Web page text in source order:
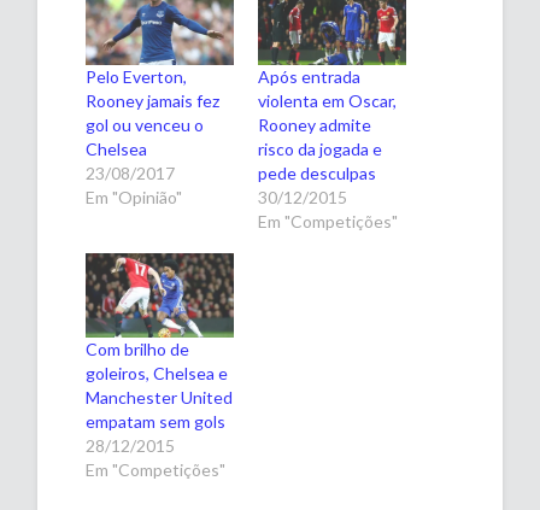
Pelo Everton,
Rooney jamais fez
gol ou venceu o
Chelsea
23/08/2017
Em "Opinião"
Após entrada
violenta em Oscar,
Rooney admite
risco da jogada e
pede desculpas
30/12/2015
Em "Competições"
Com brilho de
goleiros, Chelsea e
Manchester United
empatam sem gols
28/12/2015
Em "Competições"